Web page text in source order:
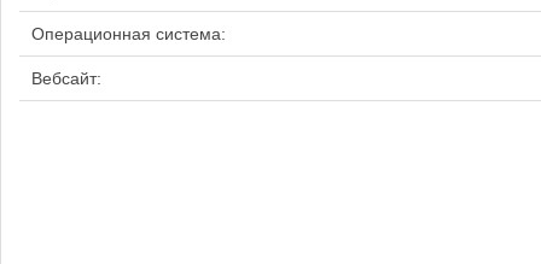
Операционная система:
Вебсайт: